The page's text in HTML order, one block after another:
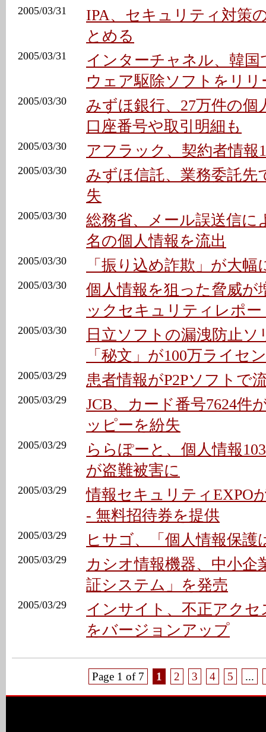
2005/03/31
IPA、セキュリティ対策
とめる
2005/03/31
インターチャネル、韓
ウェア駆除ソフトをリリ
2005/03/30
みずほ銀行、27万件の個
口座番号や取引明細も
2005/03/30 アフラック、契約者情報
2005/03/30
みずほ信託、業務委託先
失
2005/03/30
総務省、メール誤送信に
名の個人情報を流出
2005/03/30 「振り込め詐欺」が大
2005/03/30
個人情報を狙った脅威が
ックセキュリティレポー
2005/03/30
日立ソフトの漏洩防止
「秘文」が100万ライセ
2005/03/29 患者情報がP2Pソフトで
2005/03/29
JCB、カード番号7624件
ッピーを紛失
2005/03/29
ららぽーと、個人情報
が盗難被害に
2005/03/29
情報セキュリティEXPO
- 無料招待券を提供
2005/03/29 ヒサゴ、「個人情報保護
2005/03/29
カシオ情報機器、中小企
証システム」を発売
2005/03/29
インサイト、不正アク
をバージョンアップ
Page 1 of 7 1 2 3 4 5 ...